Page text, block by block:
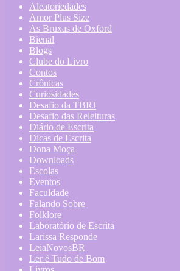
Aleatoriedades
Amor Plus Size
As Bruxas de Oxford
Bienal
Blogs
Clube do Livro
Contos
Crônicas
Curiosidades
Desafio da TBRJ
Desafio das Releituras
Diário de Escrita
Dicas de Escrita
Dona Moça
Downloads
Escolas
Eventos
Faculdade
Falando Sobre
Folklore
Laboratório de Escrita
Larissa Responde
LeiaNovosBR
Ler é Tudo de Bom